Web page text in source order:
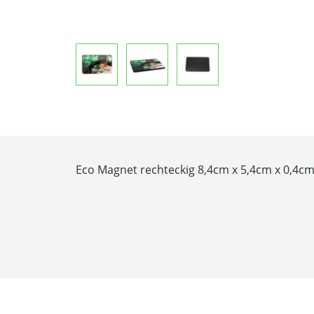
Eco Magnet rechteckig 8,4cm x 5,4cm x 0,4cm